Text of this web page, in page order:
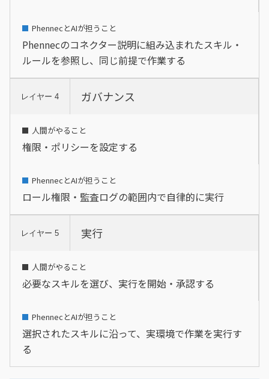
Phennecのコネクター説明に組み込まれたスキル・
ルールを参照し、同じ前提で作業する
レイヤー 4 ガバナンス
権限・ポリシーを設定する
ロール権限・監査ログの範囲内で自律的に実行
レイヤー 5 実行
必要なスキルを選び、実行を開始・承認する
選択されたスキルに沿って、実環境で作業を実行す
る